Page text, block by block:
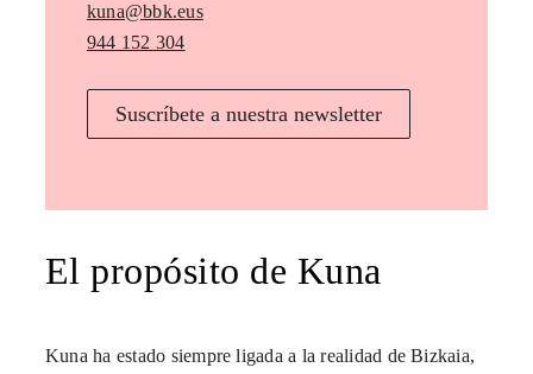
kuna@bbk.eus
944 152 304
Suscríbete a nuestra newsletter
El propósito de Kuna
Kuna ha estado siempre ligada a la realidad de Bizkaia,